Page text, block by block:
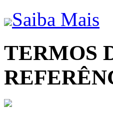
Saiba Mais
TERMOS